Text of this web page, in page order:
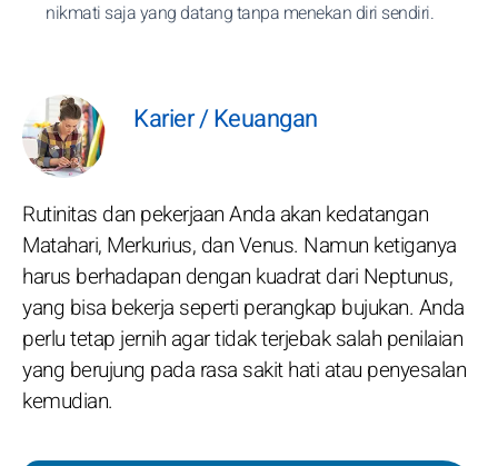
nikmati saja yang datang tanpa menekan diri sendiri.
Karier / Keuangan
Rutinitas dan pekerjaan Anda akan kedatangan
Matahari, Merkurius, dan Venus. Namun ketiganya
harus berhadapan dengan kuadrat dari Neptunus,
yang bisa bekerja seperti perangkap bujukan. Anda
perlu tetap jernih agar tidak terjebak salah penilaian
yang berujung pada rasa sakit hati atau penyesalan
kemudian.